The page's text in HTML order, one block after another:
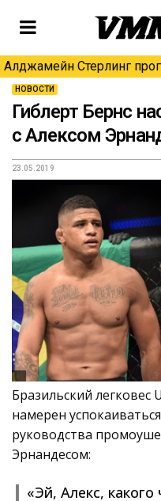
Алджамейн Стерлинг
НОВОСТИ
Гиблерт Бернс
с Алексом
23.05.2019
Бразильский легковес
намерен
руководства
Эрнандесом:
«Эй, Алекс,